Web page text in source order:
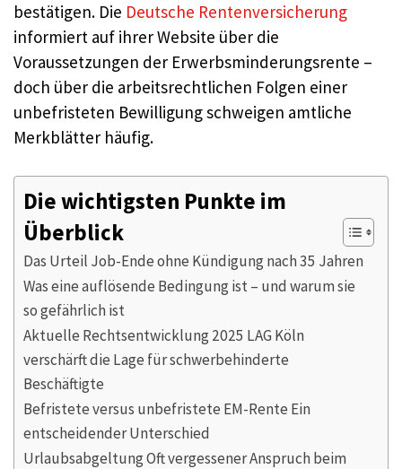
bestätigen. Die Deutsche Rentenversicherung
informiert auf ihrer Website über die
Voraussetzungen der Erwerbsminderungsrente –
doch über die arbeitsrechtlichen Folgen einer
unbefristeten Bewilligung schweigen amtliche
Merkblätter häufig.
Die wichtigsten Punkte im
Überblick
Das Urteil Job-Ende ohne Kündigung nach 35 Jahren
Was eine auflösende Bedingung ist – und warum sie
so gefährlich ist
Aktuelle Rechtsentwicklung 2025 LAG Köln
verschärft die Lage für schwerbehinderte
Beschäftigte
Befristete versus unbefristete EM-Rente Ein
entscheidender Unterschied
Urlaubsabgeltung Oft vergessener Anspruch beim